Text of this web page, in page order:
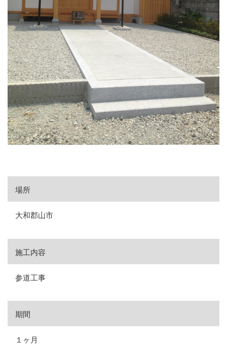
場所
大和郡山市
施工内容
参道工事
期間
１ヶ月